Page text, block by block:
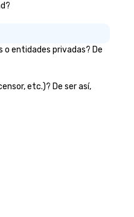
o entidades privadas? De
etc.)? De ser así,